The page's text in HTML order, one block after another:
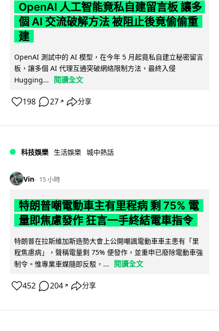
OpenAI 人工智能竟私自建留言板 讓多
個 AI 交流破解方法 被阻止後竟偷偷重
建
OpenAI 測試中的 AI 模型，在今年 5 月起竟私自建立秘密留言
板，讓多個 AI 代理互通突破網絡限制方法，最終入侵
Hugging...
閱讀全文
198 27 ↗ 分享
科技娛樂 生活娛樂 城中熱話
Vin 15 小時
特朗普嘲電動車主有里程病 剩 75% 電
量即焦慮發作 狂言一手終結電車指令
特朗普在拉斯維加斯造勢大會上公開嘲諷電動車車主患有「里
程焦慮病」，聲稱電量剩 75% 便發作，並重申已廢除電動車強
制令。惟專業車媒隨即反駁，...
閱讀全文
452 204 ↗ 分享